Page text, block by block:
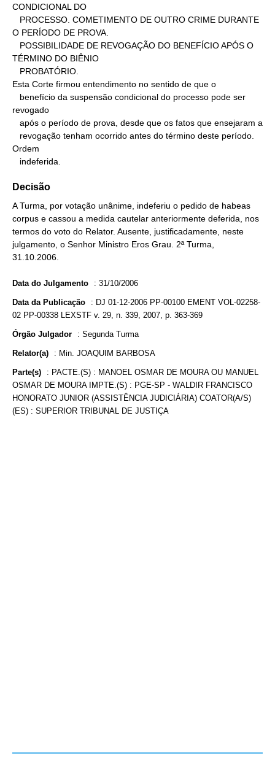
CONDICIONAL DO
O PERÍODO DE PROVA.
TÉRMINO DO BIÊNIO
Esta Corte firmou entendimento no sentido de que o
revogado
Ordem
   indeferida.
Decisão
A Turma, por votação unânime, indeferiu o pedido de habeas
corpus e cassou a medida cautelar anteriormente deferida, nos
termos do voto do Relator. Ausente, justificadamente, neste
julgamento, o Senhor Ministro Eros Grau. 2ª Turma,
31.10.2006.
Data do Julgamento : 31/10/2006
Data da Publicação : DJ 01-12-2006 PP-00100 EMENT VOL-02258-
02 PP-00338 LEXSTF v. 29, n. 339, 2007, p. 363-369
Órgão Julgador : Segunda Turma
Relator(a) : Min. JOAQUIM BARBOSA
Parte(s) : PACTE.(S) : MANOEL OSMAR DE MOURA OU MANUEL
OSMAR DE MOURA IMPTE.(S) : PGE-SP - WALDIR FRANCISCO
HONORATO JUNIOR (ASSISTÊNCIA JUDICIÁRIA) COATOR(A/S)
(ES) : SUPERIOR TRIBUNAL DE JUSTIÇA